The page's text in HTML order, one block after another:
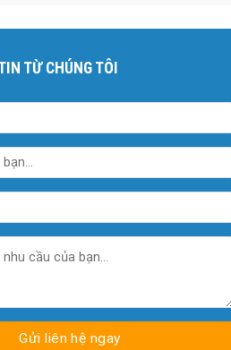
TỪ CHÚNG TÔI